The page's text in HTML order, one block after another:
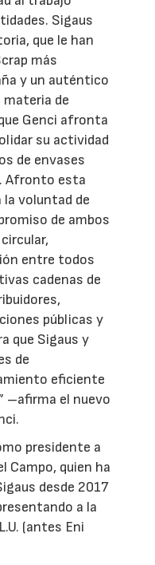
Sigaus
que le han
más
y un auténtico
de
Genci afronta
su actividad
de envases
Afronto esta
la voluntad de
de ambos
entre todos
cadenas de
públicas y
que Sigaus y
de
eficiente
–afirma el nuevo
presidente a
Campo, quien ha
desde 2017
a la
(antes Eni